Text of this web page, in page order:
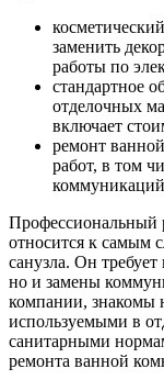
заменить
работы по
стандартное
отделочных
включает
ремонт
работ, в том
Профессиональный
относится к самым
санузла. Он
но и замены
компании, знакомы
используемыми в
санитарными
ремонта ванной